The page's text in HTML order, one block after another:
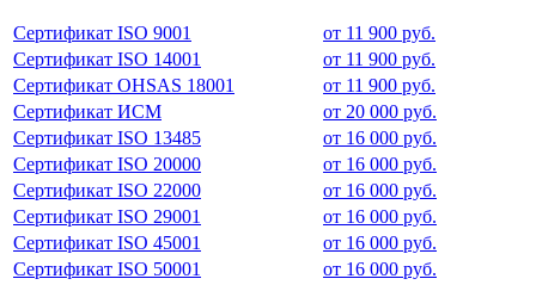
Сертификат ISO 9001
от 11 900 руб.
Сертификат ISO 14001
от 11 900 руб.
Сертификат OHSAS 18001
от 11 900 руб.
Сертификат ИСМ
от 20 000 руб.
Сертификат ISO 13485
от 16 000 руб.
Сертификат ISO 20000
от 16 000 руб.
Сертификат ISO 22000
от 16 000 руб.
Сертификат ISO 29001
от 16 000 руб.
Сертификат ISO 45001
от 16 000 руб.
Сертификат ISO 50001
от 16 000 руб.